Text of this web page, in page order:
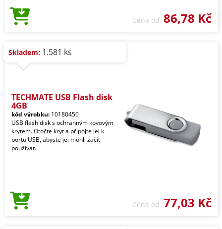
Cena od 86,78 Kč
Skladem: 1.581 ks
TECHMATE USB Flash disk
4GB
kód výrobku: 10180450
USB flash disk s ochranným kovovým
krytem. Otočte kryt a připojte jej k
portu USB, abyste jej mohli začít
používat.
Cena od 77,03 Kč